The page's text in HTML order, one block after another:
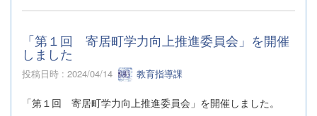
「第１回 寄居町学力向上推進委員会」を開催
しました
投稿日時 : 2024/04/14 教育指導課
「第１回 寄居町学力向上推進委員会」を開催しました。